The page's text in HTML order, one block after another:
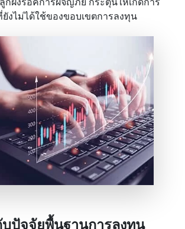
งไม่ได้ใช้ของขอบเขตการลงทุน
บปัจจัยพื้นฐานการลงทุน